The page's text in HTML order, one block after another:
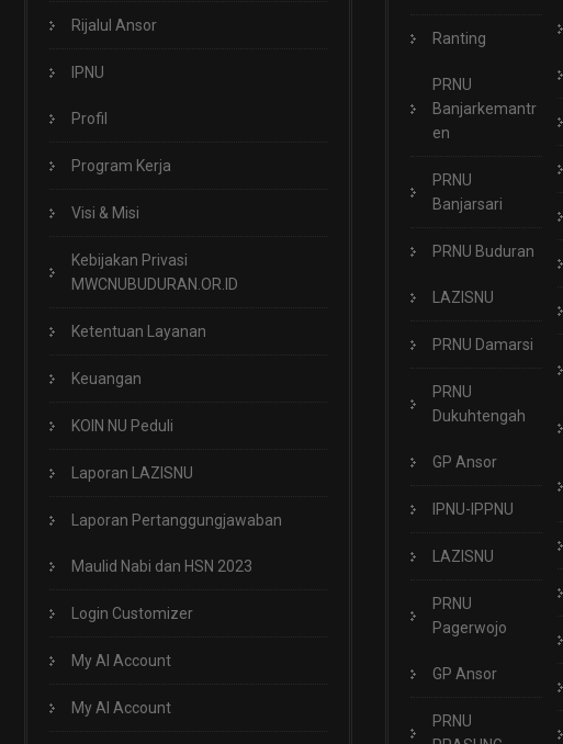
Rijalul Ansor
IPNU
Profil
Program Kerja
Visi & Misi
Kebijakan Privasi
MWCNUBUDURAN.OR.ID
Ketentuan Layanan
Keuangan
KOIN NU Peduli
Laporan LAZISNU
Laporan Pertanggungjawaban
Maulid Nabi dan HSN 2023
Login Customizer
My AI Account
My AI Account
Ranting
PRNU
Banjarkemantr
en
PRNU
Banjarsari
PRNU Buduran
LAZISNU
PRNU Damarsi
PRNU
Dukuhtengah
GP Ansor
IPNU-IPPNU
LAZISNU
PRNU
Pagerwojo
GP Ansor
PRNU